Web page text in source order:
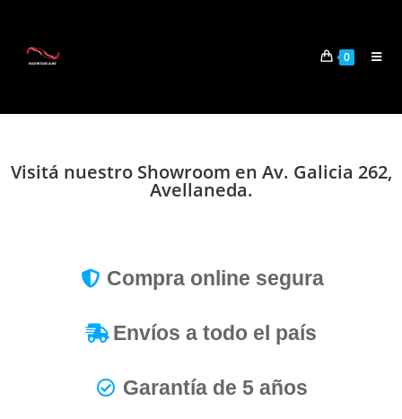
0
Visitá nuestro Showroom en Av. Galicia 262,
Avellaneda.
Compra online segura
Envíos a todo el país
Garantía de 5 años